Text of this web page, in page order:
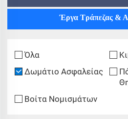
Έργα Τράπεζας &
Όλα
Δωμάτιο Ασφαλείας
Βοίτα Νομισμάτων